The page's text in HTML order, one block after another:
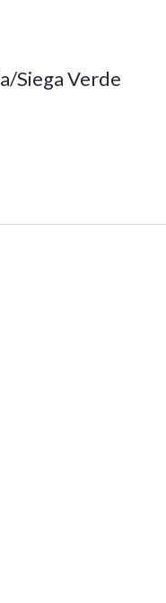
Siega Verde